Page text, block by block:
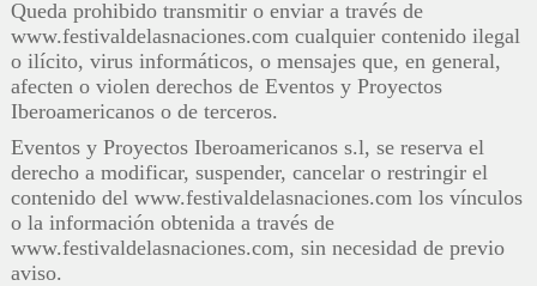
Queda prohibido transmitir o enviar a través de
www.festivaldelasnaciones.com cualquier contenido ilegal
o ilícito, virus informáticos, o mensajes que, en general,
afecten o violen derechos de Eventos y Proyectos
Iberoamericanos o de terceros.
Eventos y Proyectos Iberoamericanos s.l, se reserva el
derecho a modificar, suspender, cancelar o restringir el
contenido del www.festivaldelasnaciones.com los vínculos
o la información obtenida a través de
www.festivaldelasnaciones.com, sin necesidad de previo
aviso.